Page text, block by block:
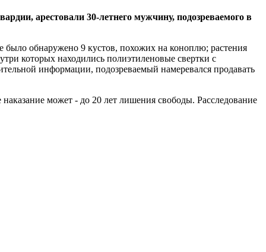
арестовали 30-летнего мужчину, подозреваемого в
обнаружено 9 кустов, похожих на коноплю; растения
которых находились полиэтиленовые свертки с
информации, подозреваемый намеревался продавать
может - до 20 лет лишения свободы. Расследование